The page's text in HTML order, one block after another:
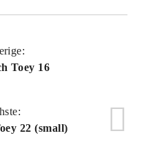
Toey 16
22 (small)